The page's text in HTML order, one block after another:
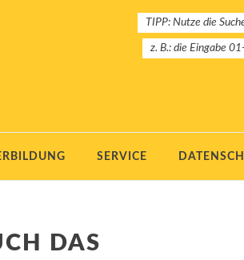
TIPP: Nutze die
z. B.: die Eingabe
SERVICE
DAS